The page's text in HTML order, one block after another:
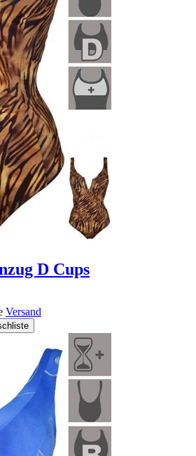
D Cups
Versand